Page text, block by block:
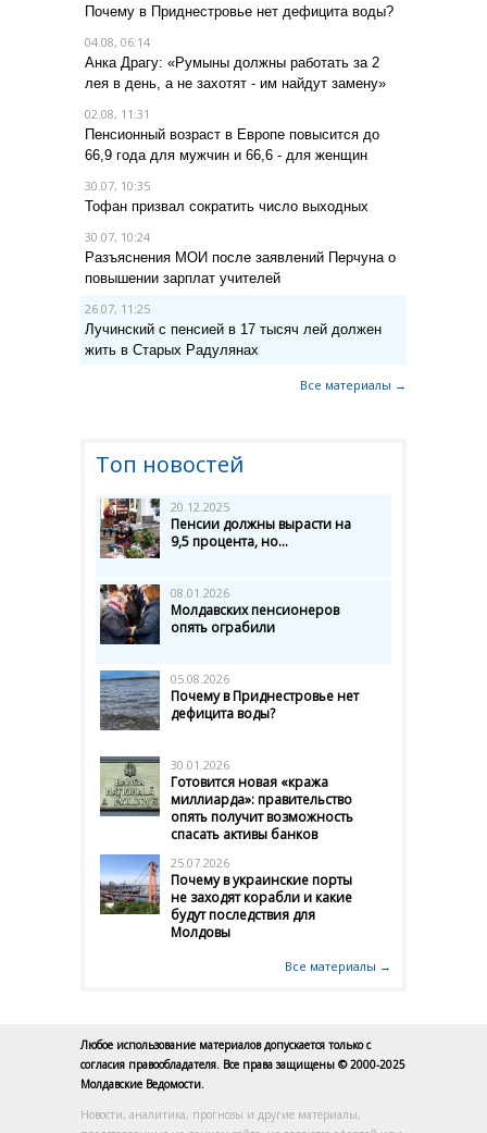
Почему в Приднестровье нет дефицита воды?
04.08, 06:14
Анка Драгу: «Румыны должны работать за 2
лея в день, а не захотят - им найдут замену»
02.08, 11:31
Пенсионный возраст в Европе повысится до
66,9 года для мужчин и 66,6 - для женщин
30.07, 10:35
Тофан призвал сократить число выходных
30.07, 10:24
Разъяснения МОИ после заявлений Перчуна о
повышении зарплат учителей
26.07, 11:25
Лучинский с пенсией в 17 тысяч лей должен
жить в Старых Радулянах
Все материалы →
Топ новостей
20.12.2025
Пенсии должны вырасти на
9,5 процента, но...
08.01.2026
Молдавских пенсионеров
опять ограбили
05.08.2026
Почему в Приднестровье нет
дефицита воды?
30.01.2026
Готовится новая «кража
миллиарда»: правительство
опять получит возможность
спасать активы банков
25.07.2026
Почему в украинские порты
не заходят корабли и какие
будут последствия для
Молдовы
Все материалы →
Любое использование материалов допускается только с
согласия правообладателя. Все права защищены © 2000-2025
Молдавские Ведомости.
Новости, аналитика, прогнозы и другие материалы,